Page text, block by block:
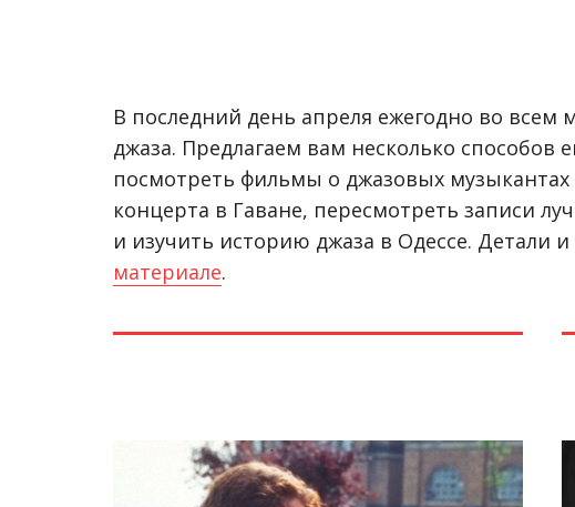
В последний день апреля ежегодно во
джаза. Предлагаем вам несколько способов
посмотреть фильмы о джазовых
концерта в Гаване, пересмотреть записи
и изучить историю джаза в Одессе. Детали
материале.